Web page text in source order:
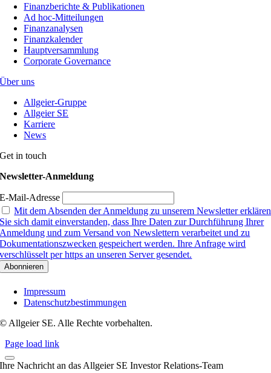
Finanzberichte & Publikationen
Ad hoc-Mitteilungen
Finanzanalysen
Finanzkalender
Hauptversammlung
Corporate Governance
Über uns
Allgeier-Gruppe
Allgeier SE
Karriere
News
Get in touch
Newsletter-Anmeldung
E-Mail-Adresse
Mit dem Absenden der Anmeldung zu unserem Newsletter erklären
Sie sich damit einverstanden, dass Ihre Daten zur Durchführung Ihrer
Anmeldung und zum Versand von Newslettern verarbeitet und zu
Dokumentationszwecken gespeichert werden. Ihre Anfrage wird
verschlüsselt per https an unseren Server gesendet.
Impressum
Datenschutzbestimmungen
© Allgeier SE. Alle Rechte vorbehalten.
Page load link
Ihre Nachricht an das Allgeier SE Investor Relations-Team